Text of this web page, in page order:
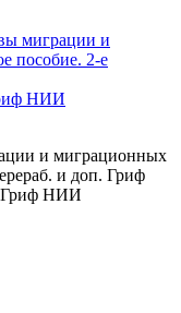
и миграционных
и доп. Гриф
Гриф НИИ